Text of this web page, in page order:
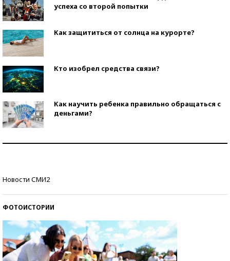
успеха со второй попытки
Как защититься от солнца на курорте?
Кто изобрел средства связи?
Как научить ребенка правильно обращаться с
деньгами?
Новости СМИ2
ФОТОИСТОРИИ